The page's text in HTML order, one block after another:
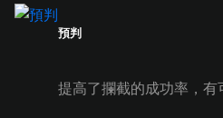
預判
提高了攔截的成功率，有